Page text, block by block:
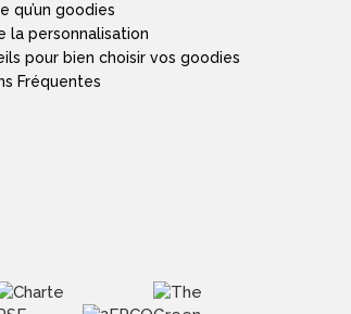
qu’un goodies
la personnalisation
pour bien choisir vos goodies
Fréquentes